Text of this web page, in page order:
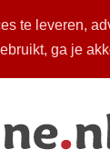
te leveren,
ga je